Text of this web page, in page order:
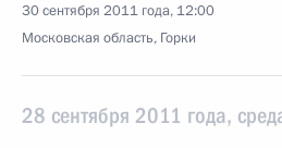
30 сентября 2011 года, 12:00
Московская область, Горки
28 сентября 2011 года,